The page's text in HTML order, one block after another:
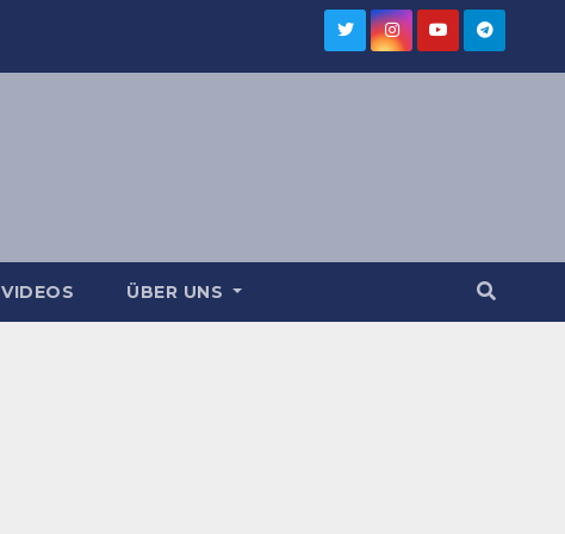
VIDEOS ÜBER UNS